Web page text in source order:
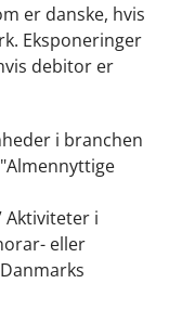
er danske, hvis
Eksponeringer
debitor er
i branchen
Aktiviteter i
eller